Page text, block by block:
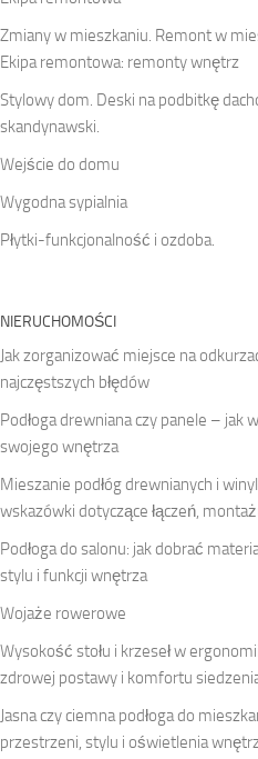
Zmiany w mieszkaniu. Remont w
Ekipa remontowa: remonty wnętrz
Stylowy dom. Deski na podbitkę
skandynawski.
Wejście do domu
Wygodna sypialnia
Płytki-funkcjonalność i ozdoba.
NIERUCHOMOŚCI
Jak zorganizować miejsce na
najczęstszych błędów
Podłoga drewniana czy panele – jak
swojego wnętrza
Mieszanie podłóg drewnianych i
wskazówki dotyczące łączeń,
Podłoga do salonu: jak dobrać
stylu i funkcji wnętrza
Wojaże rowerowe
Wysokość stołu i krzeseł w
zdrowej postawy i komfortu
Jasna czy ciemna podłoga do
przestrzeni, stylu i oświetlenia